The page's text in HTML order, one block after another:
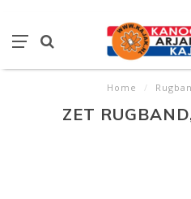
Home /
ZET